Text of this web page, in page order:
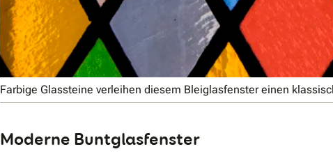
Farbige Glassteine verleihen diesem Bleiglasfenster einen
Moderne Buntglasfenster